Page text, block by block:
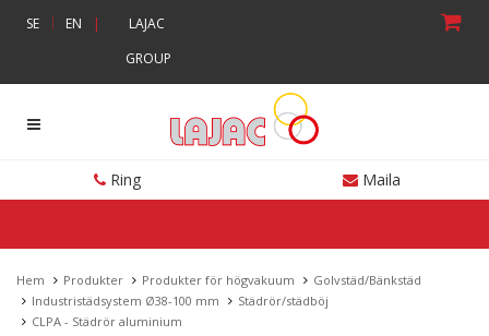
SE | EN |
LAJAC
GROUP
Ring Maila
Hem Produkter Produkter för högvakuum
Golvstäd/Bänkstäd
Industristädsystem Ø38-100 mm
Städrör/städböj
CLPA - Städrör aluminium